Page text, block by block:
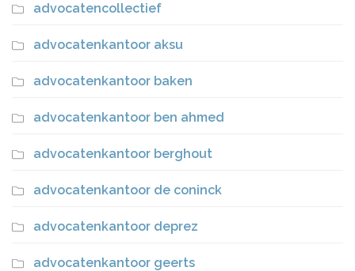
advocatencollectief
advocatenkantoor aksu
advocatenkantoor baken
advocatenkantoor ben ahmed
advocatenkantoor berghout
advocatenkantoor de coninck
advocatenkantoor deprez
advocatenkantoor geerts